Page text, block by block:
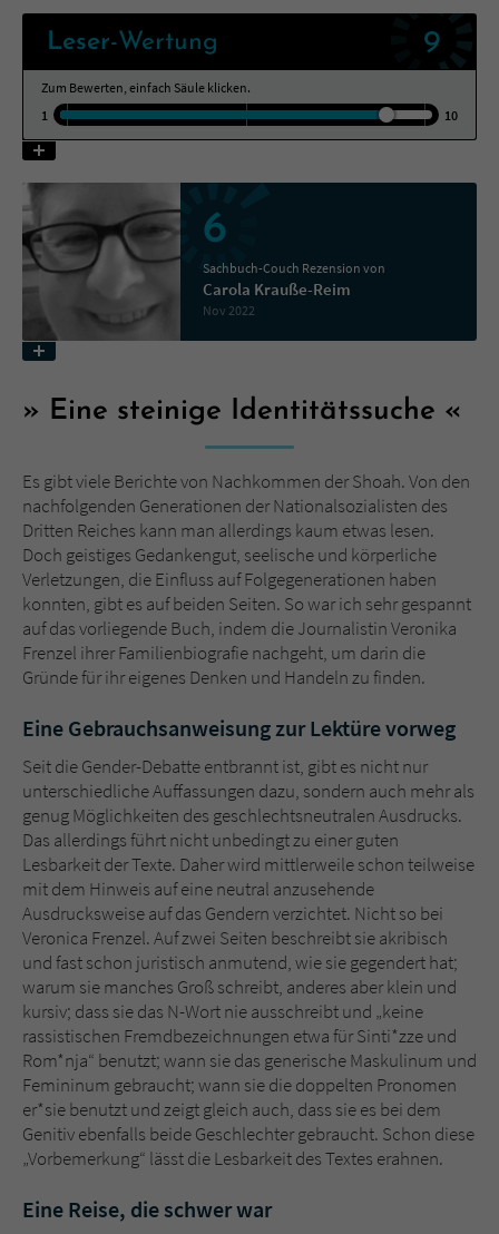
Leser-Wertung 9
Zum Bewerten, einfach Säule klicken.
1
10
6
Sachbuch-Couch Rezension von
Carola Krauße-Reim
Nov 2022
Eine steinige Identitätssuche
Es gibt viele Berichte von Nachkommen der Shoah. Von den
nachfolgenden Generationen der Nationalsozialisten des
Dritten Reiches kann man allerdings kaum etwas lesen.
Doch geistiges Gedankengut, seelische und körperliche
Verletzungen, die Einfluss auf Folgegenerationen haben
konnten, gibt es auf beiden Seiten. So war ich sehr gespannt
auf das vorliegende Buch, indem die Journalistin Veronika
Frenzel ihrer Familienbiografie nachgeht, um darin die
Gründe für ihr eigenes Denken und Handeln zu finden.
Eine Gebrauchsanweisung zur Lektüre vorweg
Seit die Gender-Debatte entbrannt ist, gibt es nicht nur
unterschiedliche Auffassungen dazu, sondern auch mehr als
genug Möglichkeiten des geschlechtsneutralen Ausdrucks.
Das allerdings führt nicht unbedingt zu einer guten
Lesbarkeit der Texte. Daher wird mittlerweile schon teilweise
mit dem Hinweis auf eine neutral anzusehende
Ausdrucksweise auf das Gendern verzichtet. Nicht so bei
Veronica Frenzel. Auf zwei Seiten beschreibt sie akribisch
und fast schon juristisch anmutend, wie sie gegendert hat;
warum sie manches Groß schreibt, anderes aber klein und
kursiv; dass sie das N-Wort nie ausschreibt und „keine
rassistischen Fremdbezeichnungen etwa für Sinti*zze und
Rom*nja“ benutzt; wann sie das generische Maskulinum und
Femininum gebraucht; wann sie die doppelten Pronomen
er*sie benutzt und zeigt gleich auch, dass sie es bei dem
Genitiv ebenfalls beide Geschlechter gebraucht. Schon diese
„Vorbemerkung“ lässt die Lesbarkeit des Textes erahnen.
Eine Reise, die schwer war
Name tx_pwcomments_ahash
Anbieter Literatur-Couch Medien GmbH & Co. KG
Laufzeit
Cookie für Kommentare einzelner Buchtitel
Name fe_typo_user
Anbieter
Zweck
Dieses Cookie gewährleistet die
Kommunikation der Webseite mit dem
Benutzer. Es wird benötigt um z. B. den
Sicherheitscode des Kontaktformulars zu
überprüfen.